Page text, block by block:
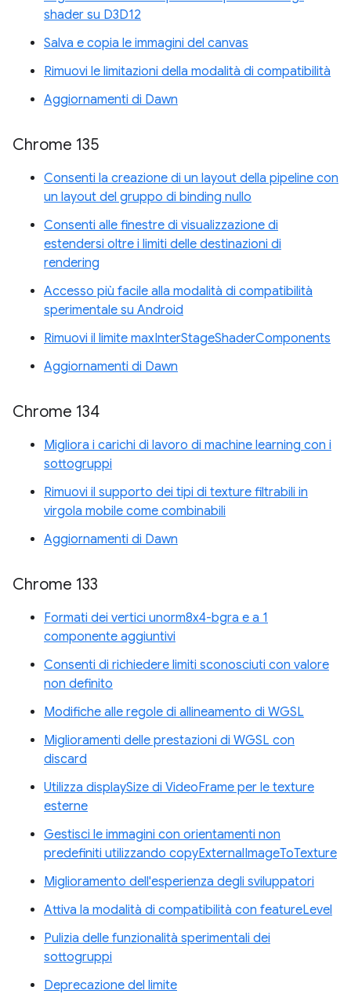
shader su D3D12
Salva e copia le immagini del canvas
Rimuovi le limitazioni della modalità di compatibilità
Aggiornamenti di Dawn
Chrome 135
Consenti la creazione di un layout della pipeline con
un layout del gruppo di binding nullo
Consenti alle finestre di visualizzazione di
estendersi oltre i limiti delle destinazioni di
rendering
Accesso più facile alla modalità di compatibilità
sperimentale su Android
Rimuovi il limite maxInterStageShaderComponents
Aggiornamenti di Dawn
Chrome 134
Migliora i carichi di lavoro di machine learning con i
sottogruppi
Rimuovi il supporto dei tipi di texture filtrabili in
virgola mobile come combinabili
Aggiornamenti di Dawn
Chrome 133
Formati dei vertici unorm8x4-bgra e a 1
componente aggiuntivi
Consenti di richiedere limiti sconosciuti con valore
non definito
Modifiche alle regole di allineamento di WGSL
Miglioramenti delle prestazioni di WGSL con
discard
Utilizza displaySize di VideoFrame per le texture
esterne
Gestisci le immagini con orientamenti non
predefiniti utilizzando copyExternalImageToTexture
Miglioramento dell'esperienza degli sviluppatori
Attiva la modalità di compatibilità con featureLevel
Pulizia delle funzionalità sperimentali dei
sottogruppi
Deprecazione del limite